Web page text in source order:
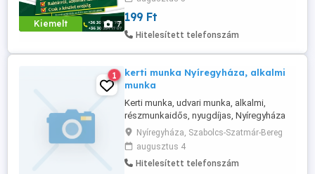
Kiemelt 7
Ft m áron. Ez az ár tartalmazza az összes
anyagot és a munkadíjat is! Kérjen
ajánlatot most: Ajánlatkérés e-mailben:
199 Ft
Hitelesített telefonszám
1
kerti munka Nyíregyháza, alkalmi
munka
Kerti munka, udvari munka, alkalmi,
részmunkaidős, nyugdíjas, Nyíregyháza
Nyíregyháza, Szabolcs-Szatmár-Bereg
augusztus 4
Hitelesített telefonszám